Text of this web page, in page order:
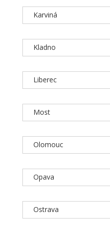
Karviná
Kladno
Liberec
Most
Olomouc
Opava
Ostrava